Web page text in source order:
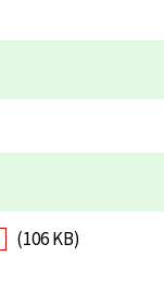
(106 KB)